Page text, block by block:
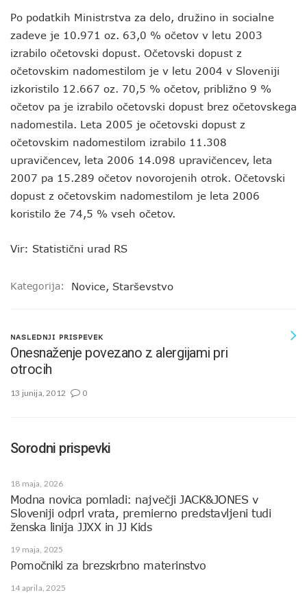
Po podatkih Ministrstva za delo, družino in socialne
zadeve je 10.971 oz. 63,0 % očetov v letu 2003
izrabilo očetovski dopust. Očetovski dopust z
očetovskim nadomestilom je v letu 2004 v Sloveniji
izkoristilo 12.667 oz. 70,5 % očetov, približno 9 %
očetov pa je izrabilo očetovski dopust brez očetovskega
nadomestila. Leta 2005 je očetovski dopust z
očetovskim nadomestilom izrabilo 11.308
upravičencev, leta 2006 14.098 upravičencev, leta
2007 pa 15.289 očetov novorojenih otrok. Očetovski
dopust z očetovskim nadomestilom je leta 2006
koristilo že 74,5 % vseh očetov.
Vir: Statistični urad RS
Kategorija: Novice, Starševstvo
NASLEDNJI PRISPEVEK
Onesnaženje povezano z alergijami pri
otrocih
13 junija, 2012 0
Sorodni prispevki
18 maja, 2026
Modna novica pomladi: največji JACK&JONES v
Sloveniji odprl vrata, premierno predstavljeni tudi
ženska linija JJXX in JJ Kids
19 maja, 2025
Pomočniki za brezskrbno materinstvo
14 aprila, 2025